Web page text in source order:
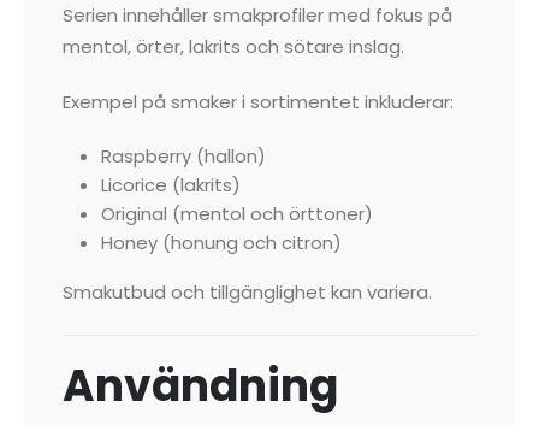
Serien innehåller smakprofiler med fokus på
mentol, örter, lakrits och sötare inslag.
Exempel på smaker i sortimentet inkluderar:
Raspberry (hallon)
Licorice (lakrits)
Original (mentol och örttoner)
Honey (honung och citron)
Smakutbud och tillgänglighet kan variera.
Användning